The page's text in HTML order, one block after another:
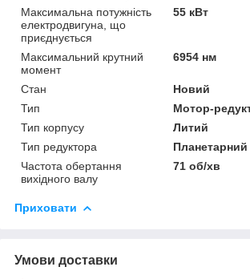
Максимальна потужність
електродвигуна, що
приєднується
55 кВт
Максимальний крутний
момент
6954 нм
Стан
Новий
Тип
Мотор-
Тип корпусу
Литий
Тип редуктора
Планетарний
Частота обертання
вихідного валу
71 об/хв
Приховати
Умови доставки